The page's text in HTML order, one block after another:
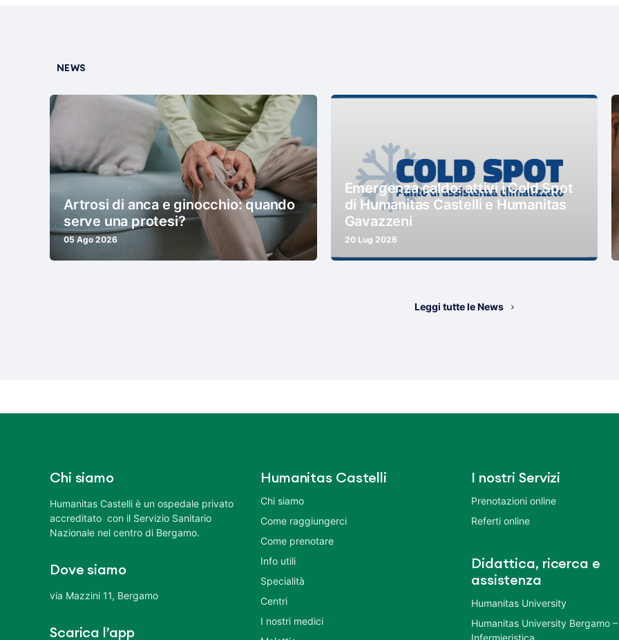
NEWS
Artrosi di anca e ginocchio: quando
serve una protesi?
05 Ago 2026
Emergenza caldo: attivi i Cold Spot
di Humanitas Castelli e Humanitas
Gavazzeni
20 Lug 2026
Leggi tutte le News
Chi siamo
Humanitas Castelli è un ospedale privato
accreditato con il Servizio Sanitario
Nazionale nel centro di Bergamo.
Dove siamo
via Mazzini 11, Bergamo
Scarica l’app
Humanitas Castelli
Chi siamo
Come raggiungerci
Come prenotare
Info utili
Specialità
Centri
I nostri medici
I nostri Servizi
Prenotazioni online
Referti online
Didattica, ricerca e
assistenza
Humanitas University
Humanitas University Bergamo
Infermieristica